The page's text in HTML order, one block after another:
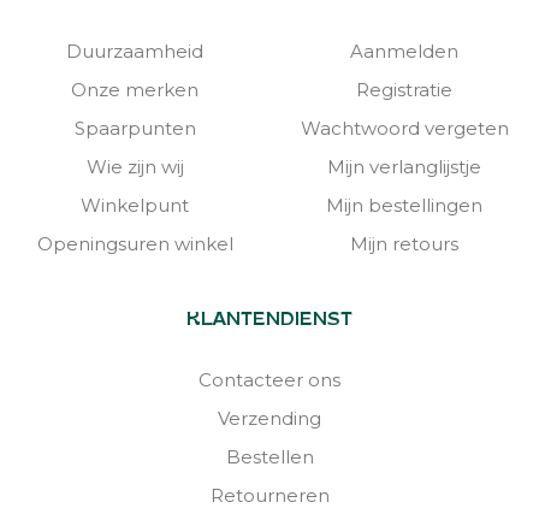
Duurzaamheid
Onze merken
Spaarpunten
Wie zijn wij
Winkelpunt
Openingsuren winkel
Aanmelden
Registratie
Wachtwoord vergeten
Mijn verlanglijstje
Mijn bestellingen
Mijn retours
KLANTENDIENST
Contacteer ons
Verzending
Bestellen
Retourneren